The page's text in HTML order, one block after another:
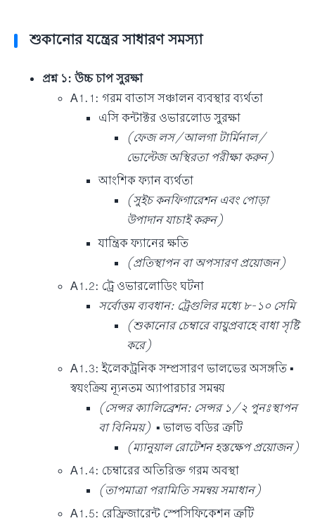
শুকানোর যন্ত্রের সাধারণ সমস্যা
প্রশ্ন ১: উচ্চ চাপ সুরক্ষা
A1.1: গরম বাতাস সঞ্চালন ব্যবস্থার ব্যর্থতা
এসি কন্টাক্টর ওভারলোড সুরক্ষা
(ফেজ লস/আলগা টার্মিনাল/
ভোল্টেজ অস্থিরতা পরীক্ষা করুন)
আংশিক ফ্যান ব্যর্থতা
(সুইচ কনফিগারেশন এবং পোড়া
উপাদান যাচাই করুন)
যান্ত্রিক ফ্যানের ক্ষতি
(প্রতিস্থাপন বা অপসারণ প্রয়োজন)
A1.2: ট্রে ওভারলোডিং ঘটনা
সর্বোত্তম ব্যবধান: ট্রেগুলির মধ্যে ৮-১০ সেমি
(শুকানোর চেম্বারে বায়ুপ্রবাহে বাধা সৃষ্টি
করে)
A1.3: ইলেকট্রনিক সম্প্রসারণ ভালভের অসঙ্গতি ▪
স্বয়ংক্রিয় ন্যূনতম অ্যাপারচার সমন্বয়
(সেন্সর ক্যালিব্রেশন: সেন্সর ১/২ পুনঃস্থাপন
বা বিনিময়) ▪ ভালভ বডির ত্রুটি
(ম্যানুয়াল রোটেশন হস্তক্ষেপ প্রয়োজন)
A1.4: চেম্বারের অতিরিক্ত গরম অবস্থা
(তাপমাত্রা পরামিতি সমন্বয় সমাধান)
A1.5: রেফ্রিজারেন্ট স্পেসিফিকেশন ত্রুটি